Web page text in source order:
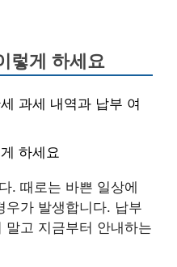
렇게 하세요
과세 내역과 납부 여
하세요
. 때로는 바쁜 일상에
우가 발생합니다. 납부
말고 지금부터 안내하는